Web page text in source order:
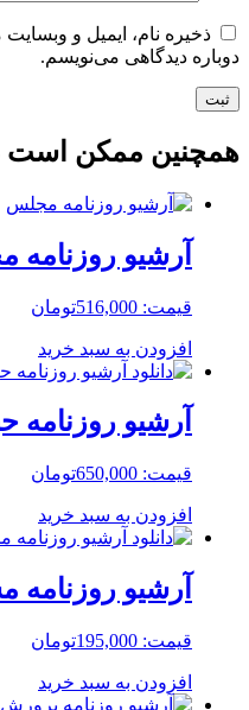
ذخیره نام، ایمیل و
دوباره دیدگاهی می‌نویسم.
همچنین ممکن است
آرشیو
قیمت: 516,000تومان
افزودن به سبد خرید
آرشیو روزنامه
قیمت: 650,000تومان
افزودن به سبد خرید
آرشیو روزنامه
قیمت: 195,000تومان
افزودن به سبد خرید